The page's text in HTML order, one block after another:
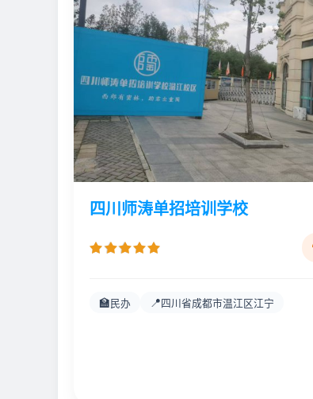
四川师涛单招培训学校
🏫 民办 📍 四川省成都市温江区江宁